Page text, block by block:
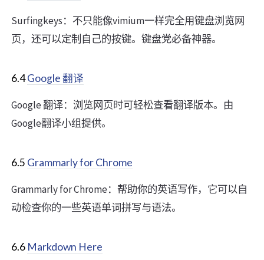
Surfingkeys：不只能像vimium一样完全用键盘浏览网
页，还可以定制自己的按键。键盘党必备神器。
6.4Google 翻译
Google 翻译：浏览网页时可轻松查看翻译版本。由
Google翻译小组提供。
6.5 Grammarly for Chrome
Grammarly for Chrome：帮助你的英语写作，它可以自
动检查你的一些英语单词拼写与语法。
6.6 Markdown Here